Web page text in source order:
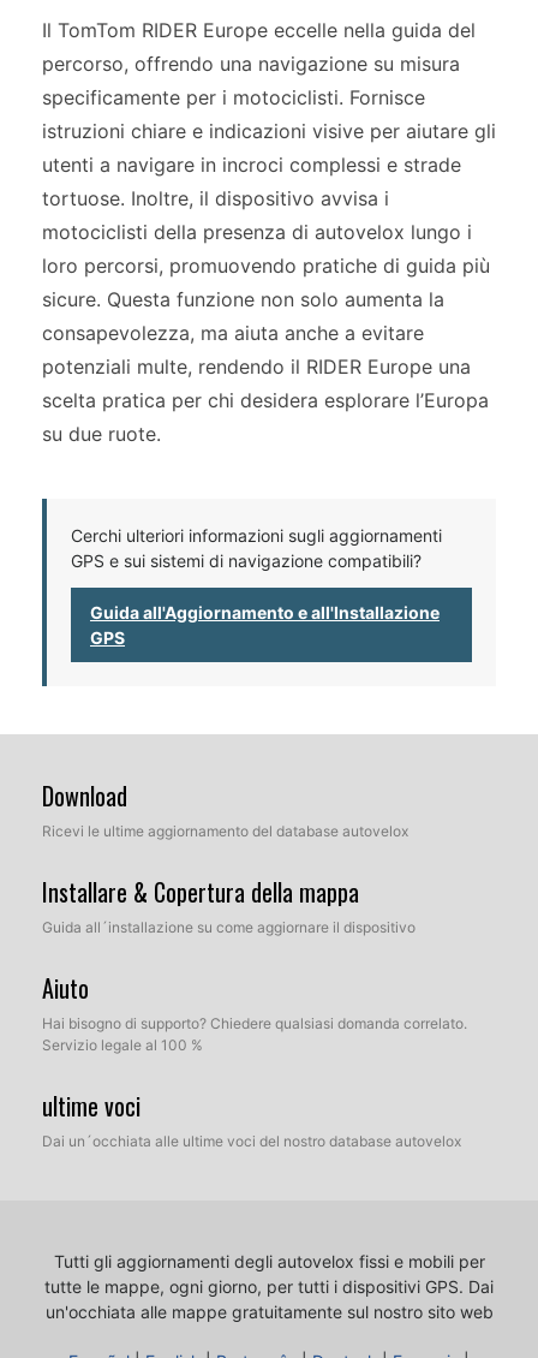
Il TomTom RIDER Europe eccelle nella guida del
percorso, offrendo una navigazione su misura
specificamente per i motociclisti. Fornisce
istruzioni chiare e indicazioni visive per aiutare gli
utenti a navigare in incroci complessi e strade
tortuose. Inoltre, il dispositivo avvisa i
motociclisti della presenza di autovelox lungo i
loro percorsi, promuovendo pratiche di guida più
sicure. Questa funzione non solo aumenta la
consapevolezza, ma aiuta anche a evitare
potenziali multe, rendendo il RIDER Europe una
scelta pratica per chi desidera esplorare l’Europa
su due ruote.
Cerchi ulteriori informazioni sugli aggiornamenti
GPS e sui sistemi di navigazione compatibili?
Guida all'Aggiornamento e all'Installazione
GPS
Download
Ricevi le ultime aggiornamento del database autovelox
Installare & Copertura della mappa
Guida all´installazione su come aggiornare il dispositivo
Aiuto
Hai bisogno di supporto? Chiedere qualsiasi domanda correlato.
Servizio legale al 100 %
ultime voci
Dai un´occhiata alle ultime voci del nostro database autovelox
Tutti gli aggiornamenti degli autovelox fissi e mobili per
tutte le mappe, ogni giorno, per tutti i dispositivi GPS. Dai
un'occhiata alle mappe gratuitamente sul nostro sito web